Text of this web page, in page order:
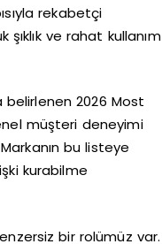
rekabetçi
ve rahat kullanım
belirlenen 2026 Most
müşteri deneyimi
bu listeye
kurabilme
bir rolümüz var.